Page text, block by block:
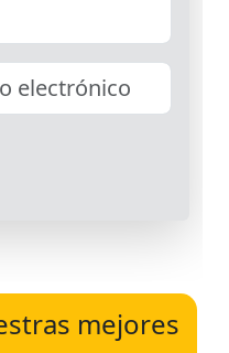
mejores